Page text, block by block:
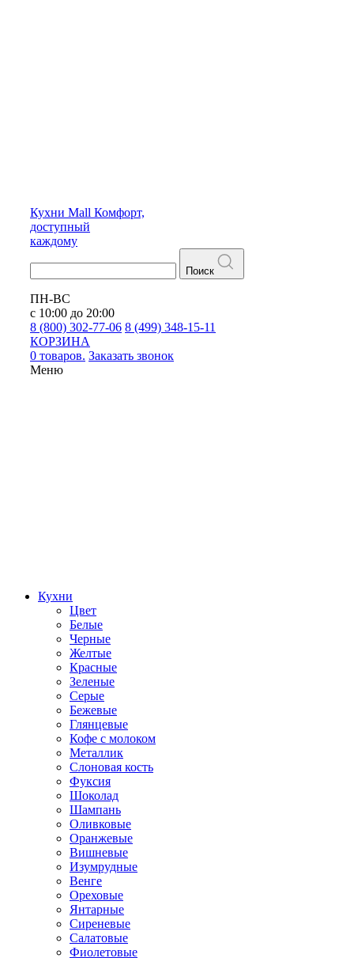
Кухни Mall Комфорт,
доступный
каждому
Поиск
ПН-ВС
с 10:00 до 20:00
8 (800) 302-77-06 8 (499) 348-15-11
КОРЗИНА
0 товаров. Заказать звонок
Меню
Кухни
Цвет
Белые
Черные
Желтые
Красные
Зеленые
Серые
Бежевые
Глянцевые
Кофе с молоком
Металлик
Слоновая кость
Фуксия
Шоколад
Шампань
Оливковые
Оранжевые
Вишневые
Изумрудные
Венге
Ореховые
Янтарные
Сиреневые
Салатовые
Фиолетовые